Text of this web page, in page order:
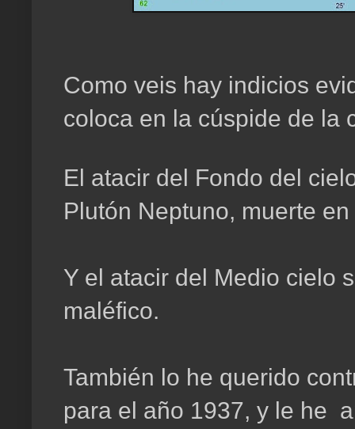
Como veis hay indicios
coloca en la cúspide de la
El atacir del Fondo del
Plutón Neptuno, muerte
Y el atacir del Medio cielo
maléfico.
También lo he querido
para el año 1937, y le he